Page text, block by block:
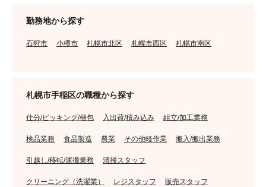
勤務地から探す
石狩市 小樽市 札幌市北区 札幌市西区 札幌市南区
札幌市手稲区の職種から探す
仕分/ピッキング/梱包 入出荷/積み込み 組立/加工業務
検品業務 食品製造 農業 その他軽作業 搬入/搬出業務
引越し/移転/運搬業務 清掃スタッフ
クリーニング（洗濯業） レジスタッフ 販売スタッフ